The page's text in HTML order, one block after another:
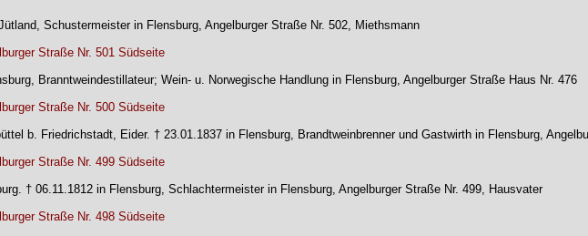
Schustermeister in Flensburg, Angelburger Straße Nr. 502, Miethsmann
Straße Nr. 501 Südseite
Branntweindestillateur; Wein- u. Norwegische Handlung in Flensburg, Angelburger Straße Haus Nr. 476
Straße Nr. 500 Südseite
b. Friedrichstadt, Eider. † 23.01.1837 in Flensburg, Brandtweinbrenner und Gastwirth in Flensburg,
Straße Nr. 499 Südseite
† 06.11.1812 in Flensburg, Schlachtermeister in Flensburg, Angelburger Straße Nr. 499, Hausvater
Straße Nr. 498 Südseite